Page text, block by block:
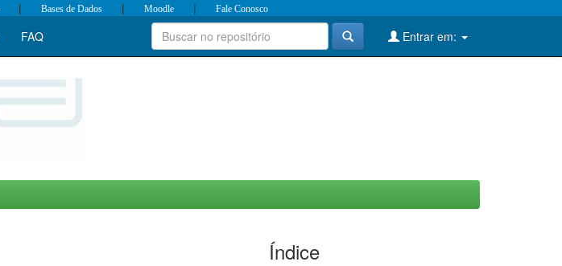
| Bases de Dados | Moodle | Fale Conosco
FAQ Entrar em:
Índice